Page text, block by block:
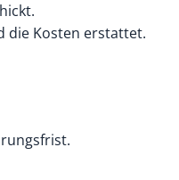
die Kosten erstattet.